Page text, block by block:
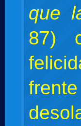
que
87)